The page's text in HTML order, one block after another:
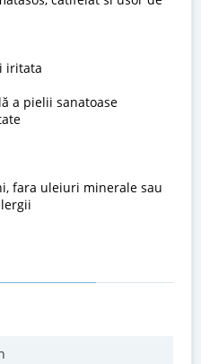
iritata
a pielii sanatoase
fara uleiuri minerale sau